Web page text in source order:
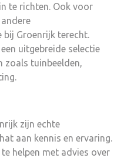
te richten. Ook voor
bij Groenrijk terecht.
uitgebreide selectie
zoals tuinbeelden,
zijn echte
aan kennis en ervaring.
helpen met advies over